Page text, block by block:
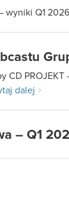
wyniki Q1
CD PROJEKT
dalej
– Q1